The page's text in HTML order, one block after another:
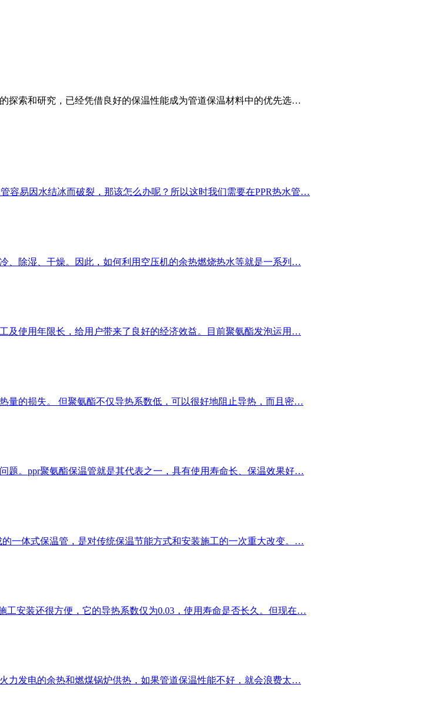
探索和研究，已经凭借良好的保温性能成为管道保温材料中的优先选…
容易因水结冰而破裂，那该怎么办呢？所以这时我们需要在PPR热水管…
、除湿、干燥。因此，如何利用空压机的余热燃烧热水等就是一系列…
及使用年限长，给用户带来了良好的经济效益。目前聚氨酯发泡运用…
量的损失。 但聚氨酯不仅导热系数低，可以很好地阻止导热，而且密…
题。ppr聚氨酯保温管就是其代表之一，具有使用寿命长、保温效果好…
一体式保温管，是对传统保温节能方式和安装施工的一次重大改变。…
工安装还很方便，它的导热系数仅为0.03，使用寿命是否长久。但现在…
力发电的余热和燃煤锅炉供热，如果管道保温性能不好，就会浪费太…